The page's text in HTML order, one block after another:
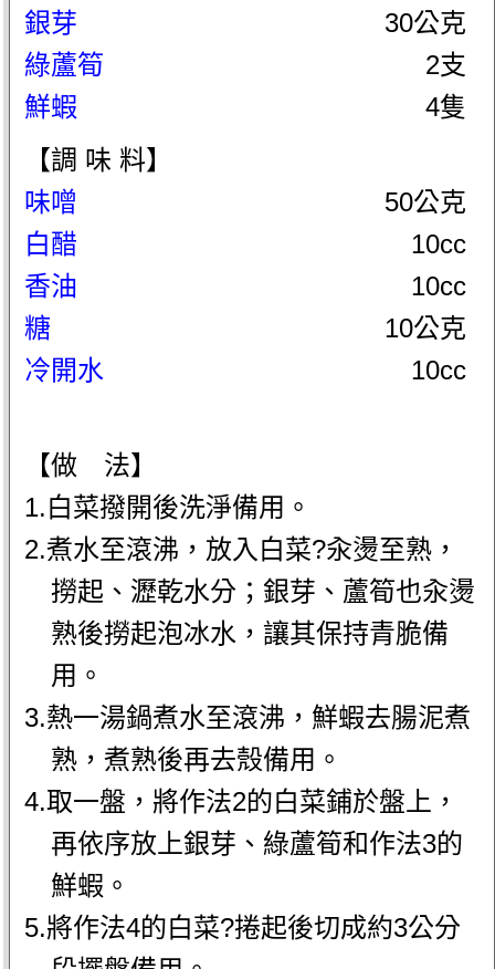
銀芽
30公克
綠蘆筍
2支
鮮蝦
4隻
【調 味 料】
味噌
50公克
白醋
10cc
香油
10cc
糖
10公克
冷開水
10cc
【做 法】
1.白菜撥開後洗淨備用。
2.煮水至滾沸，放入白菜?汆燙至熟，
撈起、瀝乾水分；銀芽、蘆筍也汆燙
熟後撈起泡冰水，讓其保持青脆備
用。
3.熱一湯鍋煮水至滾沸，鮮蝦去腸泥煮
熟，煮熟後再去殼備用。
4.取一盤，將作法2的白菜鋪於盤上，
再依序放上銀芽、綠蘆筍和作法3的
鮮蝦。
5.將作法4的白菜?捲起後切成約3公分